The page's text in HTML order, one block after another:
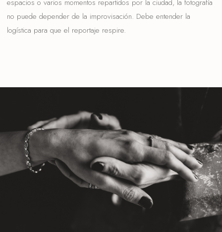
espacios o varios momentos repartidos por la ciudad, la fotografía
no puede depender de la improvisación. Debe entender la
logística para que el reportaje respire.